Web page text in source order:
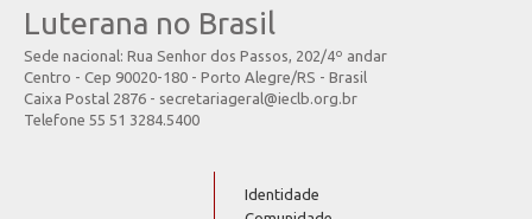
Luterana no Brasil
Sede nacional: Rua Senhor dos Passos, 202/4º andar
Centro - Cep 90020-180 - Porto Alegre/RS - Brasil
Caixa Postal 2876 - secretariageral@ieclb.org.br
Telefone 55 51 3284.5400
Identidade